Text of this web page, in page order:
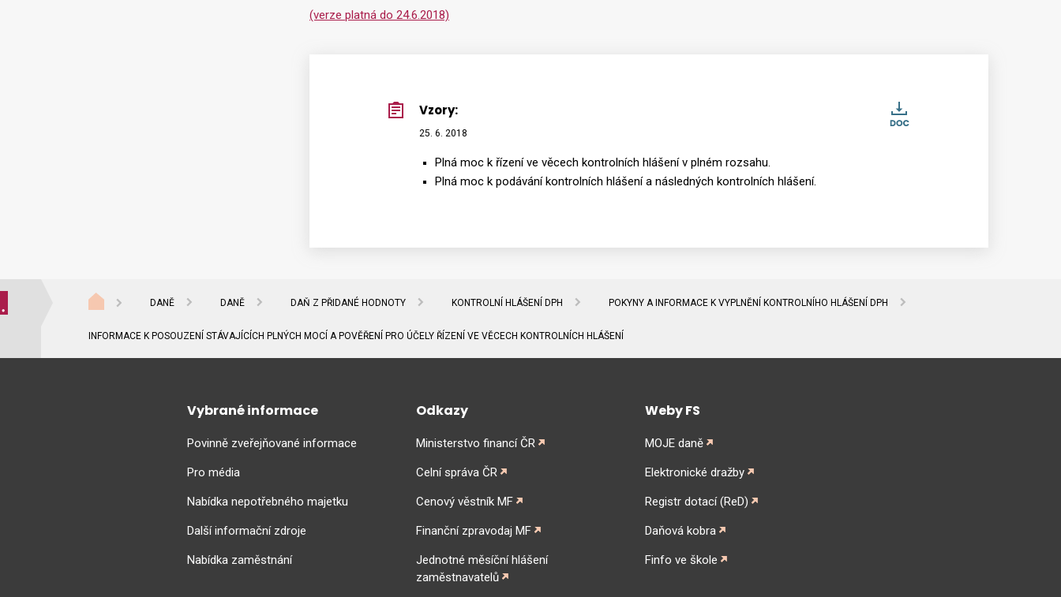
(verze platná do 24.6.2018)
Vzory:
25. 6. 2018
Plná moc k řízení ve věcech kontrolních hlášení v plném rozsahu.
Plná moc k podávání kontrolních hlášení a následných kontrolních hlášení.
DANĚ DANĚ DAŇ Z PŘIDANÉ HODNOTY KONTROLNÍ HLÁŠENÍ DPH POKYNY A INFORMACE K VYPLNĚNÍ KONTROLNÍHO HLÁŠENÍ DPH
INFORMACE K POSOUZENÍ STÁVAJÍCÍCH PLNÝCH MOCÍ A POVĚŘENÍ PRO ÚČELY ŘÍZENÍ VE VĚCECH KONTROLNÍCH HLÁŠENÍ
Vybrané informace
Povinně zveřejňované informace
Pro média
Nabídka nepotřebného majetku
Další informační zdroje
Nabídka zaměstnání
Odkazy
Ministerstvo financí ČR
Celní správa ČR
Cenový věstník MF
Finanční zpravodaj MF
Jednotné měsíční hlášení
zaměstnavatelů
Weby FS
MOJE daně
Elektronické dražby
Registr dotací (ReD)
Daňová kobra
Finfo ve škole